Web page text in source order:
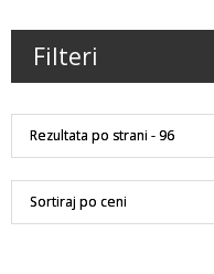
Filteri